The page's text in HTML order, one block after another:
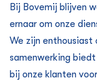
Bij Bovemij blijven
ernaar om onze
We zijn enthousiast
samenwerking
bij onze klanten